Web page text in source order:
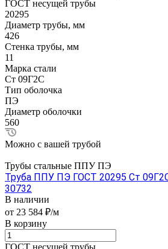
ГОСТ несущей трубы
20295
Диаметр трубы, мм
426
Стенка трубы, мм
11
Марка стали
Ст 09Г2С
Тип оболочка
ПЭ
Диаметр оболочки
560
Можно с вашей трубой
Трубы стальные ППУ ПЭ
Труба ППУ ПЭ ГОСТ 20295 Ст
30732
В наличии
от 23 584 ₽/м
В корзину
ГОСТ несущей трубы